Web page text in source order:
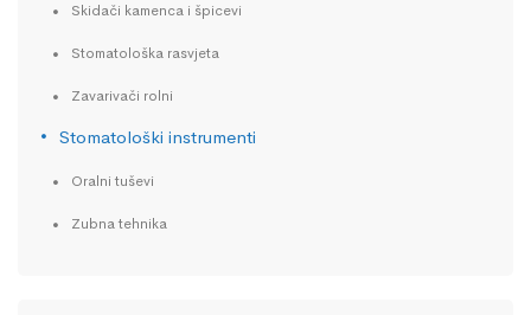
Skidači kamenca i špicevi
Stomatološka rasvjeta
Zavarivači rolni
Stomatološki instrumenti
Oralni tuševi
Zubna tehnika